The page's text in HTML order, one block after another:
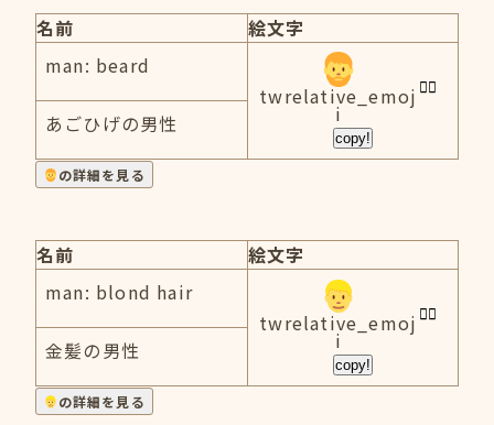
名前
絵文字
man: beard
twrelative_emoj
i
copy!
あごひげの男性
の詳細を見る
名前
絵文字
man: blond hair
twrelative_emoj
i
copy!
金髪の男性
の詳細を見る